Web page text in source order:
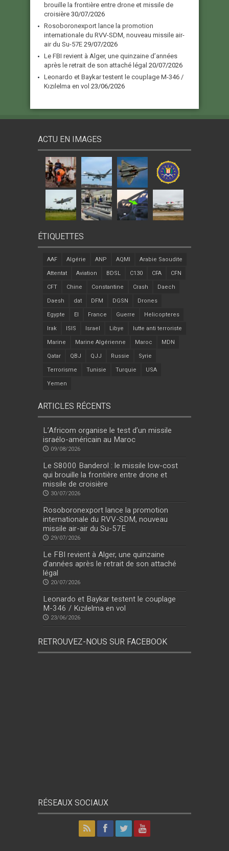
brouille la frontière entre drone et missile de
croisière 30/07/2026
Rosoboronexport lance la promotion
internationale du RVV-SDM, nouveau missile air-
air du Su-57E 29/07/2026
Le FBI revient à Alger, une quinzaine d’années
après le retrait de son attaché légal 20/07/2026
Leonardo et Baykar testent le couplage M-346 /
Kızılelma en vol 23/06/2026
ACTU EN IMAGES
ÉTIQUETTES
AAF Algérie ANP AQMI Arabie Saoudite
Attentat Aviation BDSL C130 CFA CFN
CFT Chine Constantine Crash Daech
Daesh dat DFM DGSN Drones
Egypte EI France Guerre Helicopteres
Irak ISIS Israel Libye lutte anti terroriste
Marine Marine Algérienne Maroc MDN
Qatar QBJ QJJ Russie Syrie
Terrorisme Tunisie Turquie USA
Yemen
ARTICLES RÉCENTS
L’Africom organise le test d’un missile
israélo-américain au Maroc
09/08/2026
Le S8000 Banderol : le missile low-cost
qui brouille la frontière entre drone et
missile de croisière
30/07/2026
Rosoboronexport lance la promotion
internationale du RVV-SDM, nouveau
missile air-air du Su-57E
29/07/2026
Le FBI revient à Alger, une quinzaine
d’années après le retrait de son attaché
légal
20/07/2026
Leonardo et Baykar testent le couplage
M-346 / Kızılelma en vol
23/06/2026
RETROUVEZ-NOUS SUR FACEBOOK
RÉSEAUX SOCIAUX